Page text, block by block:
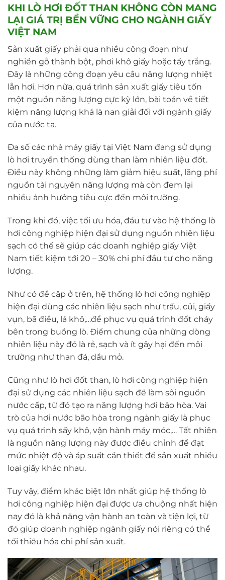
KHI LÒ HƠI ĐỐT THAN KHÔNG CÒN MANG
LẠI GIÁ TRỊ BỀN VỮNG CHO NGÀNH GIẤY
VIỆT NAM
Sản xuất giấy phải qua nhiều công đoạn như
nghiền gỗ thành bột, phơi khô giấy hoặc tẩy trắng.
Đây là những công đoạn yêu cầu năng lượng nhiệt
lẫn hơi. Hơn nữa, quá trình sản xuất giấy tiêu tốn
một nguồn năng lượng cực kỳ lớn, bài toán về tiết
kiệm năng lượng khá là nan giải đối với ngành giấy
của nước ta.
Đa số các nhà máy giấy tại Việt Nam đang sử dụng
lò hơi truyền thống dùng than làm nhiên liệu đốt.
Điều này không những làm giảm hiệu suất, lãng phí
nguồn tài nguyên năng lượng mà còn đem lại
nhiều ảnh hưởng tiêu cực đến môi trường.
Trong khi đó, việc tối ưu hóa, đầu tư vào hệ thống lò
hơi công nghiệp hiện đại sử dụng nguồn nhiên liệu
sạch có thể sẽ giúp các doanh nghiệp giấy Việt
Nam tiết kiệm tới 20 – 30% chi phí đầu tư cho năng
lượng.
Như có đề cập ở trên, hệ thống lò hơi công nghiệp
hiện đại dùng các nhiên liệu sạch như trấu, củi, giấy
vụn, bã điều, lá khô,…để phục vụ quá trình đốt cháy
bên trong buồng lò. Điểm chung của những dòng
nhiên liệu này đó là rẻ, sạch và ít gây hại đến môi
trường như than đá, dầu mỏ.
Cũng như lò hơi đốt than, lò hơi công nghiệp hiện
đại sử dụng các nhiên liệu sạch để làm sôi nguồn
nước cấp, từ đó tạo ra năng lượng hơi bão hòa. Vai
trò của hơi nước bão hòa trong ngành giấy là phục
vụ quá trình sấy khô, vận hành máy móc,… Tất nhiên
là nguồn năng lượng này được điều chỉnh để đạt
mức nhiệt độ và áp suất cần thiết để sản xuất nhiều
loại giấy khác nhau.
Tuy vậy, điểm khác biệt lớn nhất giúp hệ thống lò
hơi công nghiệp hiện đại được ưa chuộng nhất hiện
nay đó là khả năng vận hành an toàn và tiện lợi, từ
đó giúp doanh nghiệp ngành giấy nói riêng có thể
tối thiểu hóa chi phí sản xuất.